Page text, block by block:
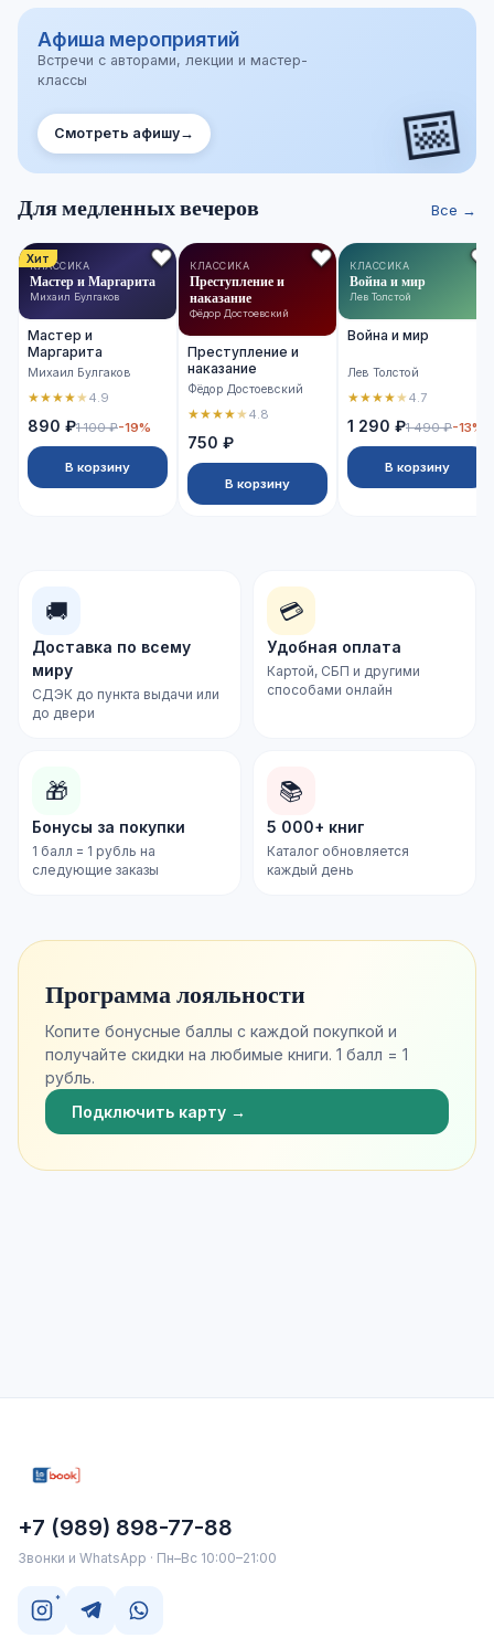
Афиша мероприятий
Встречи с авторами, лекции и мастер-
классы
Смотреть афишу→ 📅
Для медленных вечеров Все →
Хит
КЛАССИКА
Мастер и Маргарита
Михаил Булгаков
Мастер и
Маргарита
Михаил Булгаков
★★★★★4.9
890 ₽1 100 ₽-19%
В корзину
КЛАССИКА
Преступление и
наказание
Фёдор Достоевский
Преступление и
наказание
Фёдор Достоевский
★★★★★4.8
750 ₽
В корзину
КЛАССИКА
Война и мир
Лев Толстой
Война и мир
Лев Толстой
★★★★★4.7
1 290 ₽1 490 ₽-13%
В корзину
🚚
Доставка по всему
миру
СДЭК до пункта выдачи или
до двери
💳
Удобная оплата
Картой, СБП и другими
способами онлайн
🎁
Бонусы за покупки
1 балл = 1 рубль на
следующие заказы
📚
5 000+ книг
Каталог обновляется
каждый день
Программа лояльности
Копите бонусные баллы с каждой покупкой и
получайте скидки на любимые книги. 1 балл = 1
рубль.
Подключить карту →
+7 (989) 898-77-88
Звонки и WhatsApp · Пн–Вс 10:00–21:00
*